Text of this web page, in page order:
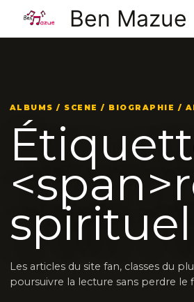
contenu
Ben Mazue
ALBUMS / SCENE / BIOGRAPHIE /
Les articles du site fan, classes du
poursuivre la lecture sans perdre le